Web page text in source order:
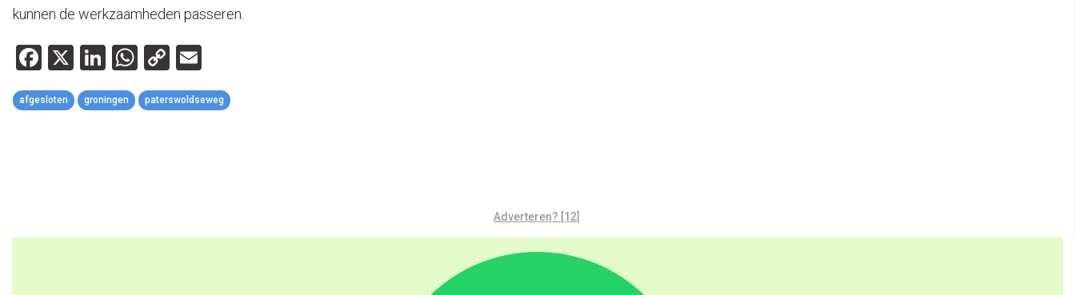
kunnen de werkzaamheden passeren.
Facebook
X LinkedIn
WhatsApp
Copy
Link
afgesloten groningen paterswoldseweg
Adverteren? [12]